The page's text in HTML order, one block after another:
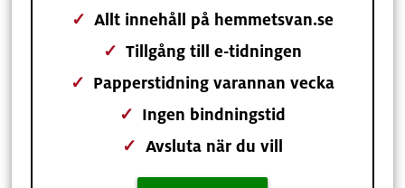
✓ Allt innehåll på hemmetsvan.se
✓ Tillgång till e-tidningen
✓ Papperstidning varannan vecka
✓ Ingen bindningstid
✓ Avsluta när du vill